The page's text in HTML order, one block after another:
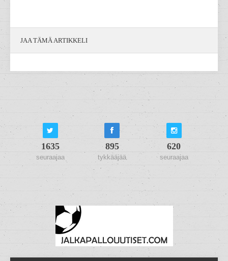
JAA TÄMÄ ARTIKKELI
1635
seuraajaa
895
tykkääjää
620
seuraajaa